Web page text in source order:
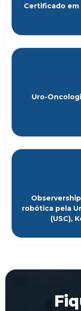
Certificado
Uro-
robótica pela
(USC),